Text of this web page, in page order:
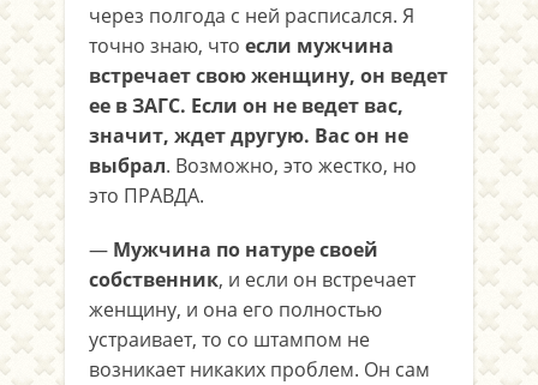
через полгода с ней расписался. Я
точно знаю, что если мужчина
встречает свою женщину, он ведет
ее в ЗАГС. Если он не ведет вас,
значит, ждет другую. Вас он не
выбрал. Возможно, это жестко, но
это ПРАВДА.
— Мужчина по натуре своей
собственник, и если он встречает
женщину, и она его полностью
устраивает, то со штампом не
возникает никаких проблем. Он сам